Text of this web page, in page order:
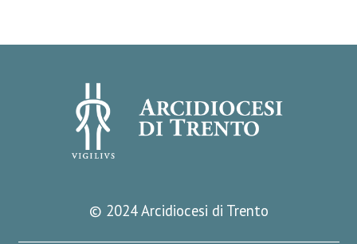
© 2024 Arcidiocesi di Trento